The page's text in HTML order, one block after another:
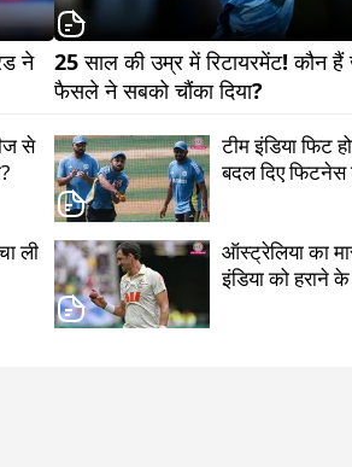
ने
से
ली
25 साल की उम्र में रिटायरमेंट! कौन हैं
टीम इंडिया फिट
बदल दिए फिटनेस
ऑस्ट्रेलिया का
इंडिया को हराने